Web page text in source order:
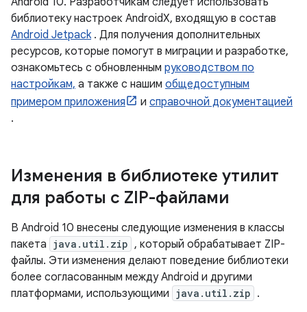
библиотеку настроек AndroidX, входящую в состав
Android Jetpack. Для получения дополнительных
ресурсов, которые помогут в миграции и разработке,
ознакомьтесь с обновленным руководством по
настройкам, а также с нашим общедоступным
примером приложения
и справочной документацией
.
Изменения в библиотеке утилит
для работы с ZIP-файлами
В Android 10 внесены следующие изменения в классы
пакета java.util.zip , который обрабатывает ZIP-
файлы. Эти изменения делают поведение библиотеки
более согласованным между Android и другими
платформами, использующими java.util.zip .